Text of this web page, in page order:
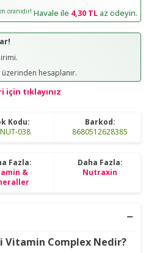
oranıdır! Havale ile 4,30 TLaz ödeyin.
üzerinden hesaplanır.
tıklayınız
Kodu:
038
Barkod:
8680512628385
Fazla:
&
Daha Fazla:
Nutraxin
Vitamin Complex Nedir?